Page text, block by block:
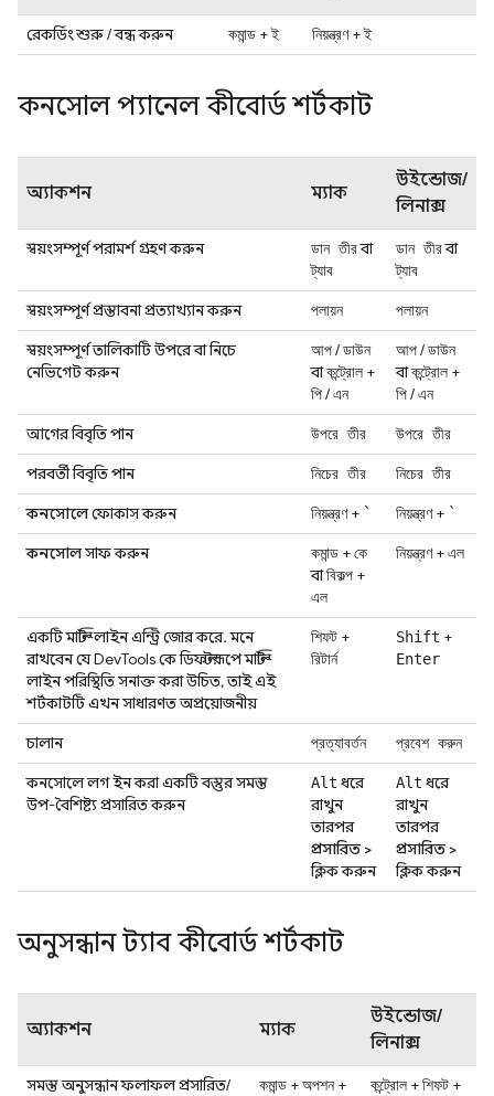
রেকর্ডিং শুরু / বন্ধ করুন কমান্ড +ই নিয়ন্ত্রণ+ই
কনসোল প্যানেল কীবোর্ড শর্টকাট
অ্যাকশন ম্যাক
উইন্ডোজ/
লিনাক্স
স্বয়ংসম্পূর্ণ পরামর্শ গ্রহণ করুন ডান তীরবা
ট্যাব
ডান তীরবা
ট্যাব
স্বয়ংসম্পূর্ণ প্রস্তাবনা প্রত্যাখ্যান করুন পলায়ন পলায়ন
স্বয়ংসম্পূর্ণ তালিকাটি উপরে বা নিচে
নেভিগেট করুন
আপ/ডাউন
বাকন্ট্রোল +
পি/এন
আপ/ডাউন
বাকন্ট্রোল +
পি/এন
আগের বিবৃতি পান উপরে তীর উপরে তীর
পরবর্তী বিবৃতি পান নিচের তীর নিচের তীর
কনসোলেফোকাস করুন নিয়ন্ত্রণ+ ` নিয়ন্ত্রণ+ `
কনসোলসাফ করুন কমান্ড +কে
বাবিকল্প +
এল
নিয়ন্ত্রণ+এল
একটি মাল্টি-লাইন এন্ট্রি জোর করে. মনে
রাখবেন যে DevTools কে ডিফল্টরূপে মাল্টি-
লাইন পরিস্থিতি সনাক্ত করা উচিত, তাই এই
শর্টকাটটি এখন সাধারণত অপ্রয়োজনীয়
শিফট +
রিটার্ন
Shift +
Enter
চালান প্রত্যাবর্তন প্রবেশ করুন
কনসোলে লগ ইন করা একটি বস্তুর সমস্ত
উপ-বৈশিষ্ট্য প্রসারিত করুন
Alt ধরে
রাখুন
তারপর
প্রসারিত >
ক্লিক করুন
Alt ধরে
রাখুন
তারপর
প্রসারিত >
ক্লিক করুন
অনুসন্ধান ট্যাব কীবোর্ড শর্টকাট
অ্যাকশন ম্যাক
উইন্ডোজ/
লিনাক্স
সমস্ত অনুসন্ধান ফলাফল প্রসারিত/
কমান্ড +অপশন+ কন্ট্রোল +শিফট +